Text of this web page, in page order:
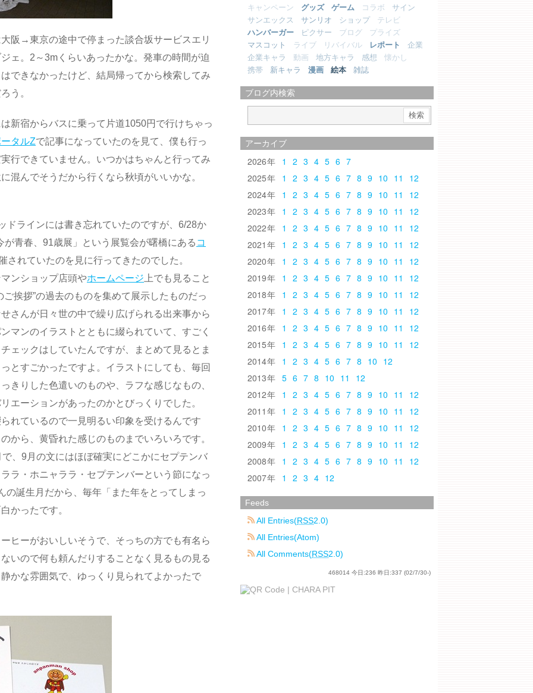
阪→東京の途中で停まった談合坂サービスエリ
ェ。2～3mくらいあったかな。発車の時間が迫
できなかったけど、結局帰ってから検索してみ
う。
新宿からバスに乗って片道1050円で行けちゃっ
タルZで記事になっていたのを見て、僕も行っ
行できていません。いつかはちゃんと行ってみ
混んでそうだから行くなら秋頃がいいかな。
ドラインには書き忘れていたのですが、6/28か
青春、91歳展」という展覧会が曙橋にある コ
されていたのを見に行ってきたのでした。
ンショップ店頭やホームページ 上でも見ること
挨拶”の過去のものを集めて展示したものだっ
さんが日々世の中で繰り広げられる出来事から
マンのイラストとともに綴られていて、すごく
ェックはしていたんですが、まとめて見るとま
とすごかったですよ。イラストにしても、毎回
きりした色遣いのものや、ラフな感じなもの、
エーションがあったのかとびっくりでした。
れているので一見明るい印象を受けるんです
から、黄昏れた感じのものまでいろいろです。
、9月の文にはほぼ確実にどこかにセプテンバ
ラ・ホニャララ・セプテンバーという節になっ
の誕生月だから、毎年「また年をとってしまっ
かったです。
ヒーがおいしいそうで、そっちの方でも有名ら
いので何も頼んだりすることなく見るもの見る
かな雰囲気で、ゆっくり見られてよかったで
キャンペーン
グッズ ゲーム コラボ
サイン
サンエックス
サンリオ ショップ
テレビ
ハンバーガー
ピクサー ブログ
プライズ
マスコット
ライブ リバイバル レポート
企業
企業キャラ
動画 地方キャラ 感想
懐かし
携帯
新キャラ 漫画 絵本 雑誌
ブログ内検索
アーカイブ
2026 1 2 3 4 5 6 7
2025
1 2 3 4 5 6 7 8 9 10 11
12
2024
1 2 3 4 5 6 7 8 9 10 11
12
2023
1 2 3 4 5 6 7 8 9 10 11
12
2022
1 2 3 4 5 6 7 8 9 10 11
12
2021
1 2 3 4 5 6 7 8 9 10 11
12
2020
1 2 3 4 5 6 7 8 9 10 11
12
2019
1 2 3 4 5 6 7 8 9 10 11
12
2018
1 2 3 4 5 6 7 8 9 10 11
12
2017
1 2 3 4 5 6 7 8 9 10 11
12
2016
1 2 3 4 5 6 7 8 9 10 11
12
2015
1 2 3 4 5 6 7 8 9 10 11
12
2014
1 2 3 4 5 6 7 8 10 12
2013
5 6 7 8 10 11
12
2012
1 2 3 4 5 6 7 8 9 10 11
12
2011
1 2 3 4 5 6 7 8 9 10 11
12
2010
1 2 3 4 5 6 7 8 9 10 11
12
2009
1 2 3 4 5 6 7 8 9 10 11
12
2008
1 2 3 4 5 6 7 8 9 10 11
12
2007
1 2 3 4 12
Feeds
All Entries(RSS2.0)
All Entries(Atom)
All Comments(RSS2.0)
468014 今日:236 昨日:337 (02/7/30-)